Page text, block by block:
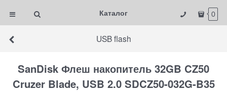
Каталог 0
USB flash
SanDisk Флеш накопитель 32GB CZ50
Cruzer Blade, USB 2.0 SDCZ50-032G-B35